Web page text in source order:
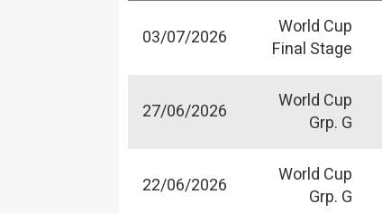
03/07/2026
World Cup
Final Stage
27/06/2026
World Cup
Grp. G
22/06/2026
World Cup
Grp. G